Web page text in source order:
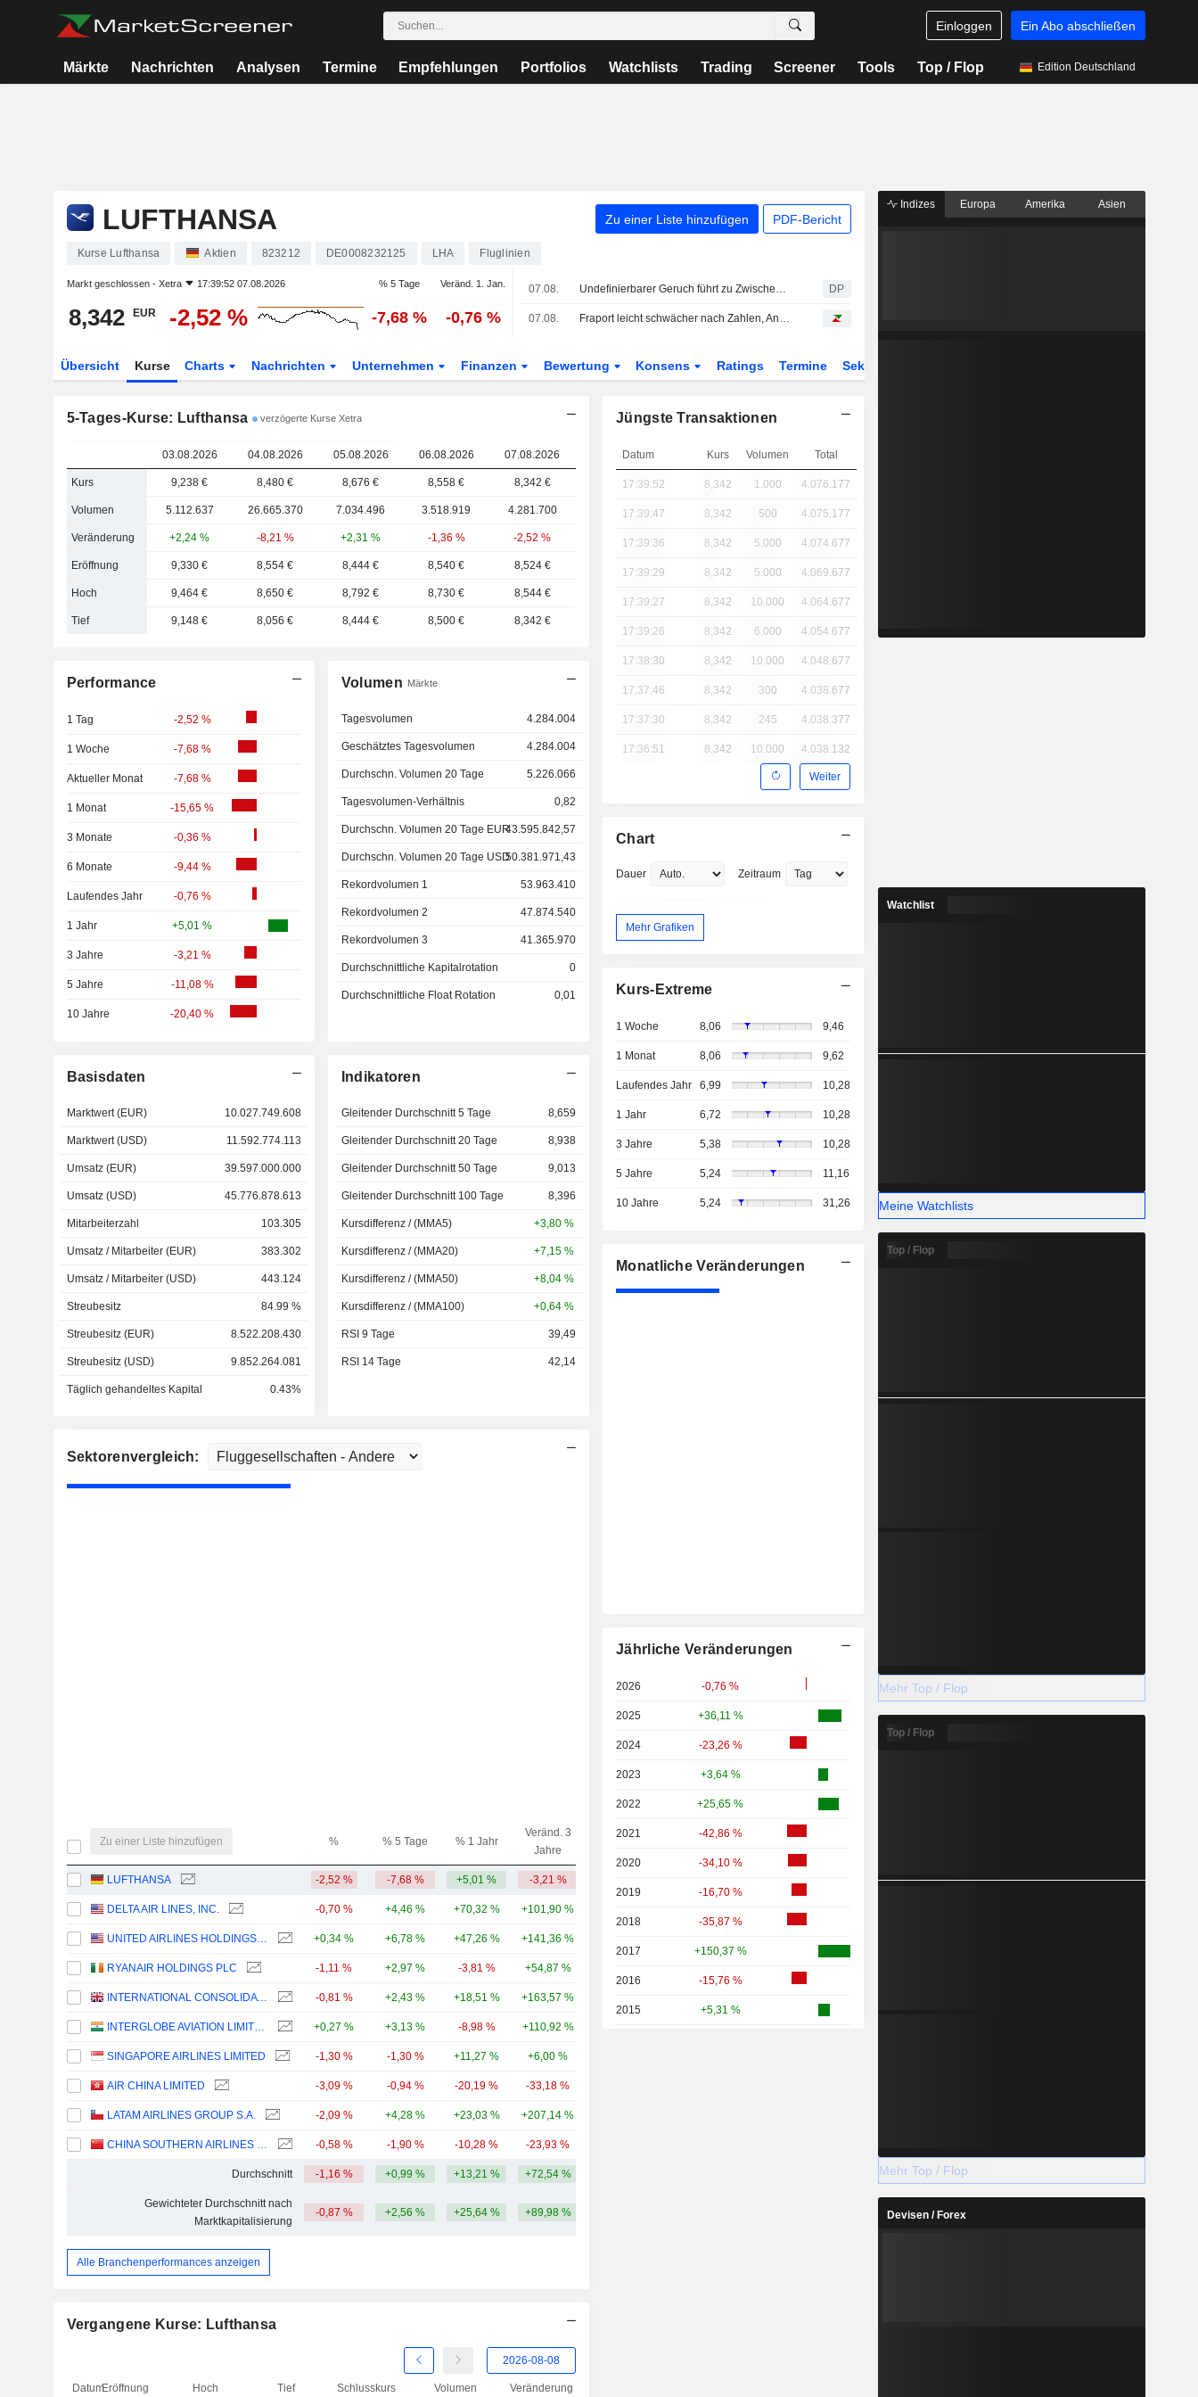
Einloggen Ein Abo abschließen
Märkte Nachrichten Analysen Termine Empfehlungen Portfolios Watchlists Trading Screener Tools Top / Flop Edition Deutschland
LUFTHANSA Zu einer Liste hinzufügen PDF-Bericht
Kurse Lufthansa Aktien 823212 DE0008232125 LHA Fluglinien
Markt geschlossen - Xetra 17:39:52 07.08.2026 % 5 Tage Veränd. 1. Jan.
8,342 EUR -2,52 % -7,68 % -0,76 %
07.08. Undefinierbarer Geruch führt zu Zwischenlandung von Lufthansa-Flieger DP
07.08. Fraport leicht schwächer nach Zahlen, Analysten uneins
Übersicht Kurse Charts Nachrichten Unternehmen Finanzen Bewertung Konsens Ratings Termine Sektor
5-Tages-Kurse: Lufthansa verzögerte Kurse Xetra
03.08.2026 04.08.2026 05.08.2026 06.08.2026 07.08.2026
Kurs 9,238 € 8,480 € 8,676 € 8,558 € 8,342 €
Volumen 5.112.637 26.665.370 7.034.496 3.518.919 4.281.700
Veränderung +2,24 % -8,21 % +2,31 % -1,36 % -2,52 %
Eröffnung 9,330 € 8,554 € 8,444 € 8,540 € 8,524 €
Hoch 9,464 € 8,650 € 8,792 € 8,730 € 8,544 €
Tief 9,148 € 8,056 € 8,444 € 8,500 € 8,342 €
Performance
1 Tag -2,52 %
1 Woche -7,68 %
Aktueller Monat -7,68 %
1 Monat -15,65 %
3 Monate -0,36 %
6 Monate -9,44 %
Laufendes Jahr -0,76 %
1 Jahr +5,01 %
3 Jahre -3,21 %
5 Jahre -11,08 %
10 Jahre -20,40 %
Volumen Märkte
Tagesvolumen 4.284.004
Geschätztes Tagesvolumen 4.284.004
Durchschn. Volumen 20 Tage 5.226.066
Tagesvolumen-Verhältnis 0,82
Durchschn. Volumen 20 Tage EUR43.595.842,57
Durchschn. Volumen 20 Tage USD50.381.971,43
Rekordvolumen 1 53.963.410
Rekordvolumen 2 47.874.540
Rekordvolumen 3 41.365.970
Durchschnittliche Kapitalrotation 0
Durchschnittliche Float Rotation 0,01
Basisdaten
Marktwert (EUR) 10.027.749.608
Marktwert (USD) 11.592.774.113
Umsatz (EUR) 39.597.000.000
Umsatz (USD) 45.776.878.613
Mitarbeiterzahl 103.305
Umsatz / Mitarbeiter (EUR) 383.302
Umsatz / Mitarbeiter (USD) 443.124
Streubesitz 84.99 %
Streubesitz (EUR) 8.522.208.430
Streubesitz (USD) 9.852.264.081
Täglich gehandeltes Kapital 0.43%
Indikatoren
Gleitender Durchschnitt 5 Tage 8,659
Gleitender Durchschnitt 20 Tage 8,938
Gleitender Durchschnitt 50 Tage 9,013
Gleitender Durchschnitt 100 Tage 8,396
Kursdifferenz / (MMA5) +3,80 %
Kursdifferenz / (MMA20) +7,15 %
Kursdifferenz / (MMA50) +8,04 %
Kursdifferenz / (MMA100) +0,64 %
RSI 9 Tage 39,49
RSI 14 Tage 42,14
Sektorenvergleich:
Zu einer Liste hinzufügen % % 5 Tage % 1 Jahr
Veränd. 3
Jahre
LUFTHANSA -2,52 % -7,68 % +5,01 % -3,21 %
DELTA AIR LINES, INC. -0,70 % +4,46 % +70,32 % +101,90 %
UNITED AIRLINES HOLDINGS, INC. +0,34 % +6,78 % +47,26 % +141,36 %
RYANAIR HOLDINGS PLC -1,11 % +2,97 % -3,81 % +54,87 %
INTERNATIONAL CONSOLIDATED AIRLINES GROUP, S.A. -0,81 % +2,43 % +18,51 % +163,57 %
INTERGLOBE AVIATION LIMITED +0,27 % +3,13 % -8,98 % +110,92 %
SINGAPORE AIRLINES LIMITED -1,30 % -1,30 % +11,27 % +6,00 %
AIR CHINA LIMITED -3,09 % -0,94 % -20,19 % -33,18 %
LATAM AIRLINES GROUP S.A. -2,09 % +4,28 % +23,03 % +207,14 %
CHINA SOUTHERN AIRLINES COMPANY LIMITED -0,58 % -1,90 % -10,28 % -23,93 %
Durchschnitt -1,16 % +0,99 % +13,21 % +72,54 %
Gewichteter Durchschnitt nach
Marktkapitalisierung
-0,87 % +2,56 % +25,64 % +89,98 %
Alle Branchenperformances anzeigen
Vergangene Kurse: Lufthansa
DatumEröffnung Hoch Tief Schlusskurs Volumen Veränderung
Jüngste Transaktionen
Datum Kurs Volumen Total
17:39:52 8,342 1.000 4.076.177
17:39:47 8,342 500 4.075.177
17:39:36 8,342 5.000 4.074.677
17:39:29 8,342 5.000 4.069.677
17:39:27 8,342 10.000 4.064.677
17:39:26 8,342 6.000 4.054.677
17:38:30 8,342 10.000 4.048.677
17:37:46 8,342 300 4.038.677
17:37:30 8,342 245 4.038.377
17:36:51 8,342 10.000 4.038.132
Weiter
Chart
Dauer Zeitraum
Mehr Grafiken
Kurs-Extreme
1 Woche 8,06 9,46
1 Monat 8,06 9,62
Laufendes Jahr 6,99 10,28
1 Jahr 6,72 10,28
3 Jahre 5,38 10,28
5 Jahre 5,24 11,16
10 Jahre 5,24 31,26
Monatliche Veränderungen
Jährliche Veränderungen
2026 -0,76 %
2025 +36,11 %
2024 -23,26 %
2023 +3,64 %
2022 +25,65 %
2021 -42,86 %
2020 -34,10 %
2019 -16,70 %
2018 -35,87 %
2017 +150,37 %
2016 -15,76 %
2015 +5,31 %
Indizes Europa Amerika Asien
Watchlist
Meine Watchlists
Top / Flop
Mehr Top / Flop
Top / Flop
Mehr Top / Flop
Devisen / Forex